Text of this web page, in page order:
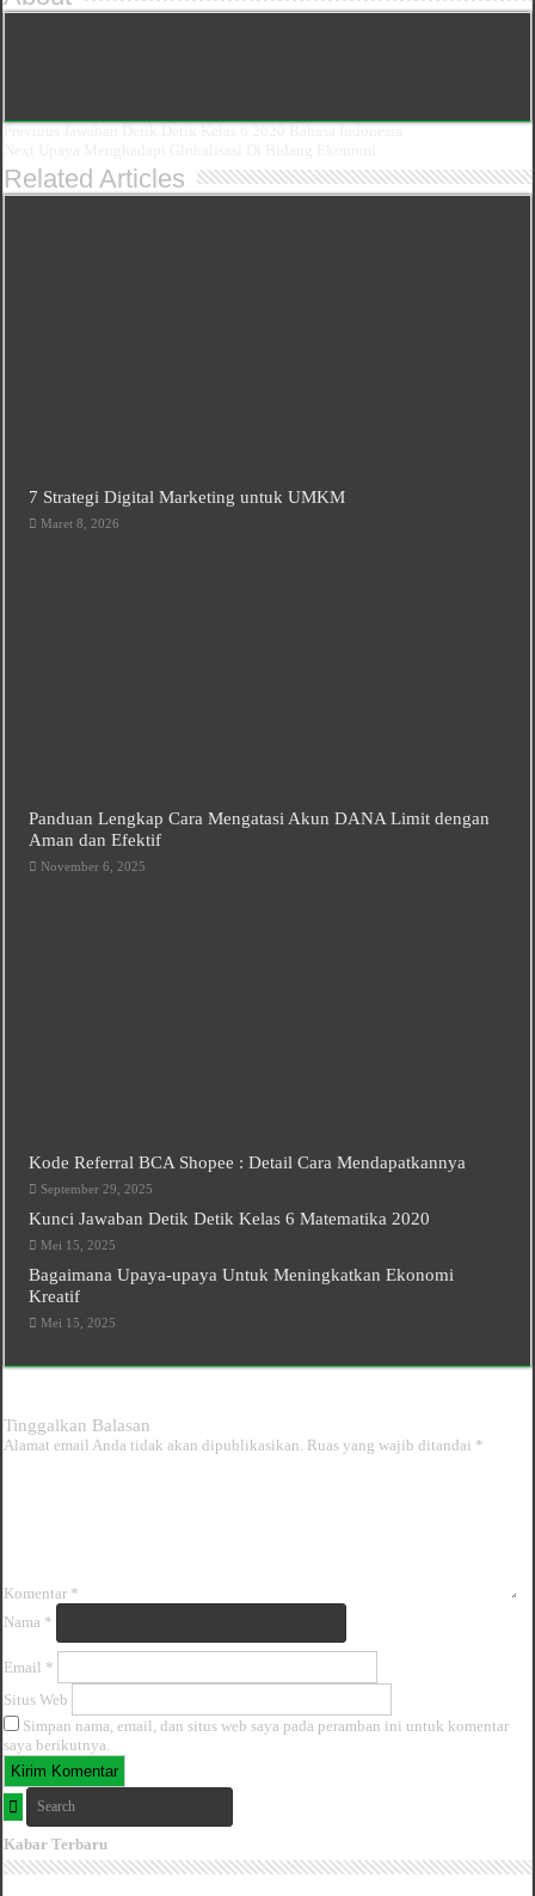
Related Articles
7 Strategi Digital Marketing untuk UMKM
Maret 8, 2026
Panduan Lengkap Cara Mengatasi Akun DANA Limit dengan
Aman dan Efektif
November 6, 2025
Kode Referral BCA Shopee : Detail Cara Mendapatkannya
September 29, 2025
Kunci Jawaban Detik Detik Kelas 6 Matematika 2020
Mei 15, 2025
Bagaimana Upaya-upaya Untuk Meningkatkan Ekonomi
Kreatif
Mei 15, 2025
Tinggalkan Balasan
Alamat email Anda tidak akan dipublikasikan. Ruas yang wajib ditandai *
Komentar *
Nama *
Email *
Situs Web
Simpan nama, email, dan situs web saya pada peramban ini untuk komentar
saya berikutnya.
Kabar Terbaru